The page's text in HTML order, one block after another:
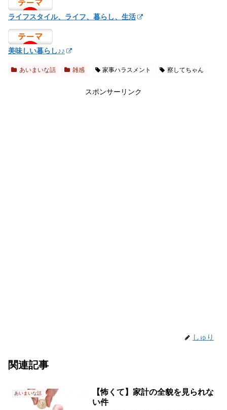
ライフスタイル、ライフ、暮らし、生活
美味しい暮らし♪♪
あいまいな話 雑感 家事ハラスメント 察してちゃん
スポンサーリンク
しゅり
関連記事
あいまいな話
【怖くて】家計の全貌を見られな
い件